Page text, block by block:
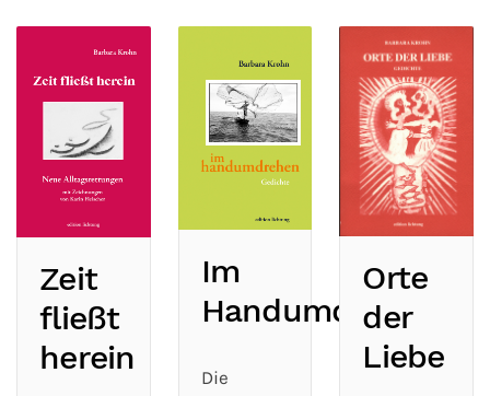
Zeit
fließt
herein
Im
Handumdrehen
Die
Orte
der
Liebe